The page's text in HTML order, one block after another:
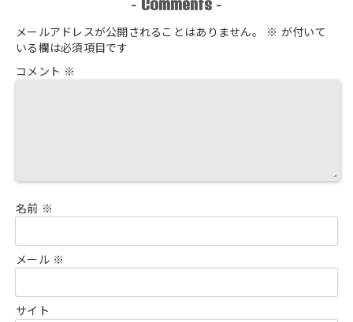
- -
メールアドレスが公開されることはありません。 ※ が付いて
いる欄は必須項目です
コメント ※
名前 ※
メール ※
サイト